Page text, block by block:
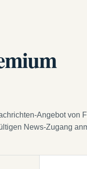
Angebot von
News-Zugang